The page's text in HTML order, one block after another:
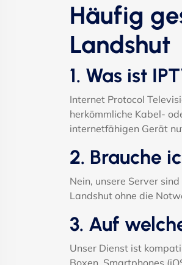
Häufig
Landshut
1. Was ist
Internet Protocol
herkömmliche Kabel-
internetfähigen Gerät
2. Brauche
Nein, unsere Server
Landshut ohne die
3. Auf
Unser Dienst ist
Boxen, Smartphones